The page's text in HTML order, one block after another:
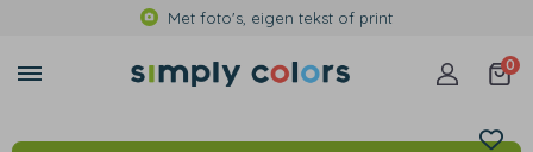
Met foto's, eigen tekst of print
0